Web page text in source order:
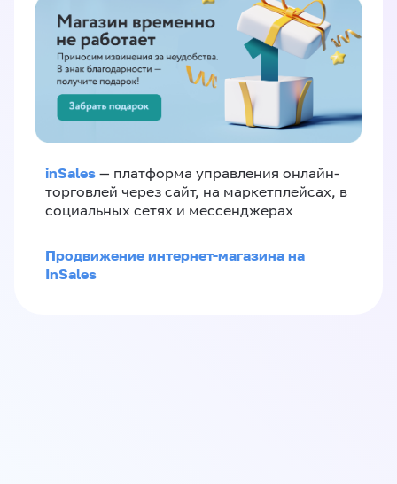
inSales — платформа управления онлайн-
торговлей через сайт, на маркетплейсах, в
социальных сетях и мессенджерах
Продвижение интернет-магазина на
InSales